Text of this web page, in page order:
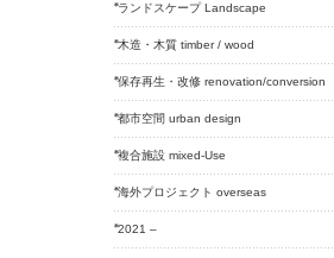
ランドスケープ Landscape
木造・木質 timber / wood
保存再生・改修 renovation/conversion
都市空間 urban design
複合施設 mixed-Use
海外プロジェクト overseas
2021 –